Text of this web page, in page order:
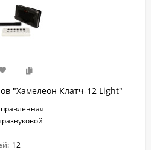
"Хамелеон Клатч-12 Light"
12